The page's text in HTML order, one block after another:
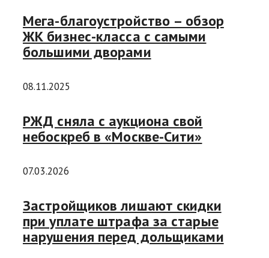
Мега-благоустройство – обзор
ЖК бизнес-класса с самыми
большими дворами
08.11.2025
РЖД сняла с аукциона свой
небоскреб в «Москве-Сити»
07.03.2026
Застройщиков лишают скидки
при уплате штрафа за старые
нарушения перед дольщиками